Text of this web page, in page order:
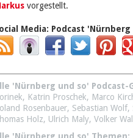
vorgestellt.
Media: Podcast 'Nürnberg
'Nürnberg und so' Podcast-
, Katrin Proschek, Marco
Rosenbauer, Sebastian Wolf,
Holz, Ulrich Maly, Volker